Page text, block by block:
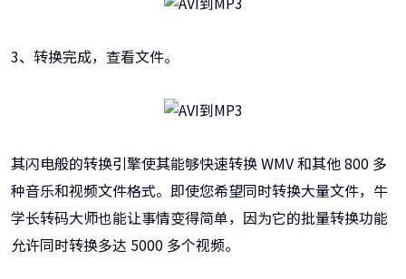
3、转换完成，查看文件。
其闪电般的转换引擎使其能够快速转换 WMV 和其他 800 多
种音乐和视频文件格式。即使您希望同时转换大量文件，牛
学长转码大师也能让事情变得简单，因为它的批量转换功能
允许同时转换多达 5000 多个视频。